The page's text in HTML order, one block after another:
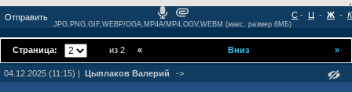
- Ц - Ж - К
С
JPG,PNG,GIF,WEBP/OGA,MP4A/MP4,OGV,WEBM (макс. размер 6МБ)
Страница: из 2 »
« Вниз
04.12.2025 (11:15) | Цыплаков Валерий ->